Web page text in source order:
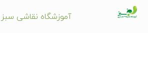
آموزشگاه نقاشی سبز